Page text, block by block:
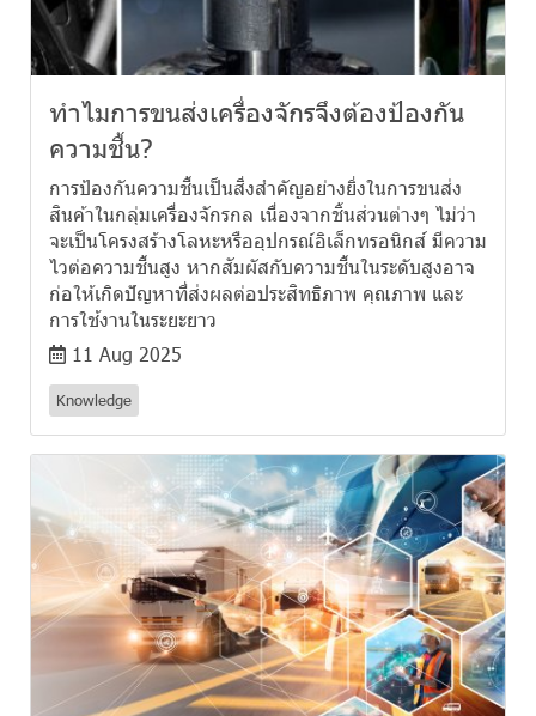
ทำไมการขนส่งเครื่องจักรจึงต้องป้องกัน
ความชื้น?
การป้องกันความชื้นเป็นสิ่งสำคัญอย่างยิ่งในการขนส่ง
สินค้าในกลุ่มเครื่องจักรกล เนื่องจากชิ้นส่วนต่างๆ ไม่ว่า
จะเป็นโครงสร้างโลหะหรืออุปกรณ์อิเล็กทรอนิกส์ มีความ
ไวต่อความชื้นสูง หากสัมผัสกับความชื้นในระดับสูงอาจ
ก่อให้เกิดปัญหาที่ส่งผลต่อประสิทธิภาพ คุณภาพ และ
การใช้งานในระยะยาว
11 Aug 2025
Knowledge